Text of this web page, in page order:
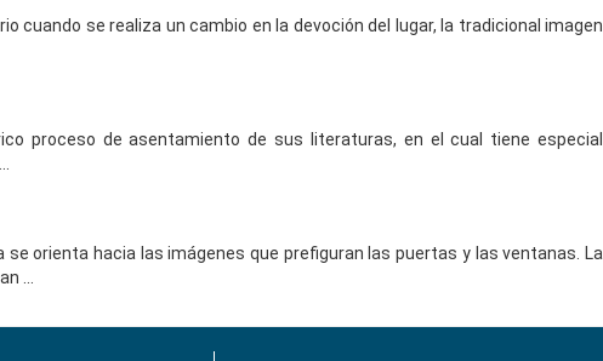
cuando se realiza un cambio en la devoción del lugar, la tradicional imagen
proceso de asentamiento de sus literaturas, en el cual tiene especial
orienta hacia las imágenes que prefiguran las puertas y las ventanas. La
...